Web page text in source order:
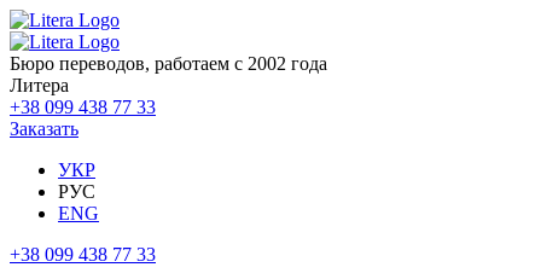
Бюро переводов, работаем с 2002 года
Литера
+38 099 438 77 33
Заказать
УКР
РУС
ENG
+38 099 438 77 33